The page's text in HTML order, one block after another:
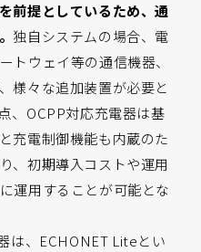
前提としているため、通
独自システムの場合、電
トウェイ等の通信機器、
様々な追加装置が必要と
、OCPP対応充電器は基
充電制御機能も内蔵のた
、初期導入コストや運用
運用することが可能とな
は、ECHONET Liteとい